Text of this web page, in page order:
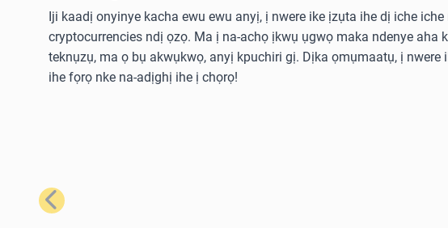
Iji kaadị onyinye kacha ewu ewu anyị, ị nwere ike ịzụta ihe dị iche
cryptocurrencies ndị ọzọ. Ma ị na-achọ ịkwụ ụgwọ maka ndenye
teknụzụ, ma ọ bụ akwụkwọ, anyị kpuchiri gị. Dịka ọmụmaatụ, ị
ihe fọrọ nke na-adịghị ihe ị chọrọ!
Nke gara aga